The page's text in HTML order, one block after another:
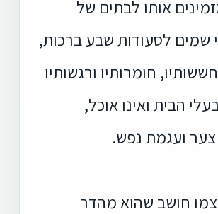
אותו לבתים של
שמים לסעודות שבע ברכות,
חומרותיו ורגשותיו
הבית ואינו אוכל,
צער ועגמת נפש.
חושב שהוא מהדר